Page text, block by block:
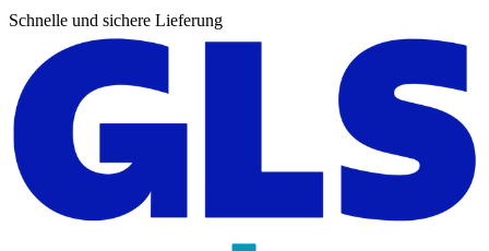
Schnelle und sichere Lieferung